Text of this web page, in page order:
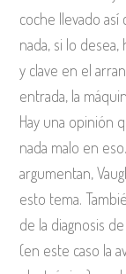
coche llevado así
nada, si lo
y clave en el
entrada, la
Hay una opinión
nada malo en
argumentan,
esto tema.
de la diagnosis
(en este caso la